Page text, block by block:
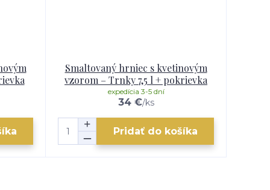
Smaltovaný hrniec s kvetinovým
vzorom – Trnky 7,5 l + pokrievka
34 €/ks
expedícia 3-5 dní
Pridať do košíka